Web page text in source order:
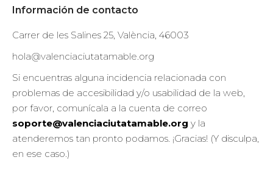
Información de contacto
Carrer de les Salines 25, València, 46003
hola@valenciaciutatamable.org
Si encuentras alguna incidencia relacionada con
problemas de accesibilidad y/o usabilidad de la web,
por favor, comunícala a la cuenta de correo
soporte@valenciaciutatamable.org y la
atenderemos tan pronto podamos. ¡Gracias! (Y disculpa,
en ese caso.)